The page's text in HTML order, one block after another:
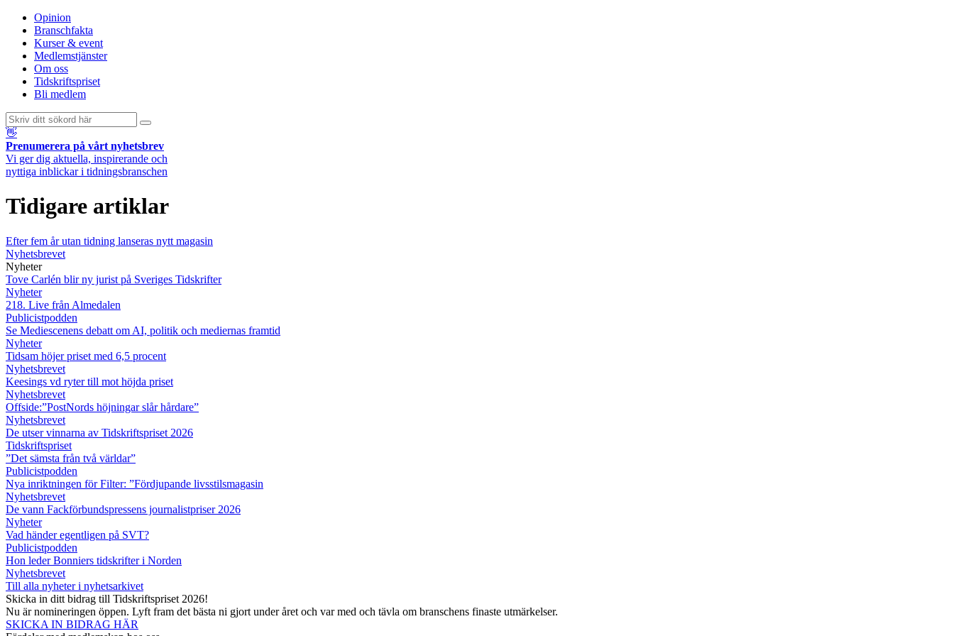
Opinion
Branschfakta
Kurser & event
Medlemstjänster
Om oss
Tidskriftspriset
Bli medlem
👋
Prenumerera på vårt nyhetsbrev
Vi ger dig aktuella, inspirerande och
nyttiga inblickar i tidningsbranschen
Tidigare artiklar
Efter fem år utan tidning lanseras nytt magasin
Nyhetsbrevet
Nyheter
Tove Carlén blir ny jurist på Sveriges Tidskrifter
Nyheter
218. Live från Almedalen
Publicistpodden
Se Mediescenens debatt om AI, politik och mediernas framtid
Nyheter
Tidsam höjer priset med 6,5 procent
Nyhetsbrevet
Keesings vd ryter till mot höjda priset
Nyhetsbrevet
Offside:”PostNords höjningar slår hårdare”
Nyhetsbrevet
De utser vinnarna av Tidskriftspriset 2026
Tidskriftspriset
”Det sämsta från två världar”
Publicistpodden
Nya inriktningen för Filter: ”Fördjupande livsstilsmagasin
Nyhetsbrevet
De vann Fackförbundspressens journalistpriser 2026
Nyheter
Vad händer egentligen på SVT?
Publicistpodden
Hon leder Bonniers tidskrifter i Norden
Nyhetsbrevet
Till alla nyheter i nyhetsarkivet
Skicka in ditt bidrag till Tidskriftspriset 2026!
Nu är nomineringen öppen. Lyft fram det bästa ni gjort under året och var med och tävla om branschens finaste utmärkelser.
SKICKA IN BIDRAG HÄR